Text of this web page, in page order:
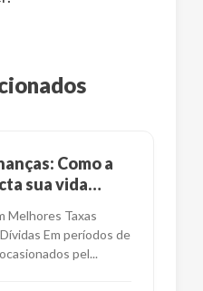
Como a
sua vida
Melhores Taxas
Em períodos de
pel...